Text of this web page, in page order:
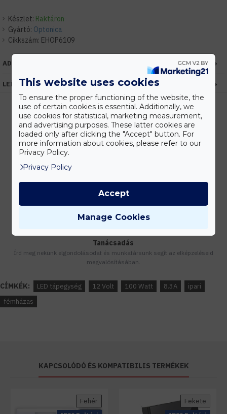
Készlet: Raktáron
Gyártó: Optonica
Cikkszám: EHOP6109
ADATOK
LEÍRÁS
Kedvezmények
Vásárolj nagyobb mennyiségben és megadjuk a legjobb gyártói árakat.
Készleten lévő termékeinket akár 24 órán belül megkaphatod!
Tanácsadás
Írd meg nekünk elgondolásodat és munkatársunk segít az elképzeléseid
megvalósításában.
CÍMKÉK: LED tápegység 12 Volt 100 Watt 8.3A
ipari
fémházas
KAPCSOLÓDÓ ÉS KOMPATIBILIS TERMÉKEK
Fehér Fekete
This website uses cookies
To ensure the proper functioning of the website, the
use of certain cookies is essential. Additionally, we
use cookies for statistical, marketing measurement,
and advertising purposes. These latter cookies are
loaded only after clicking the "Accept" button. For
more information about cookies, please refer to our
Privacy Policy.
Privacy Policy
Manage Cookies
Accept